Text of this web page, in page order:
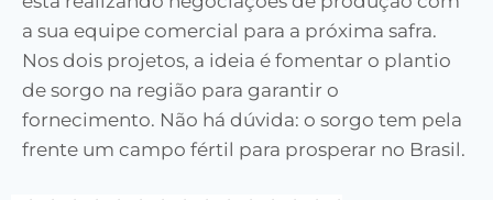
a sua equipe comercial para a próxima safra.
Nos dois projetos, a ideia é fomentar o plantio
de sorgo na região para garantir o
fornecimento. Não há dúvida: o sorgo tem pela
frente um campo fértil para prosperar no Brasil.